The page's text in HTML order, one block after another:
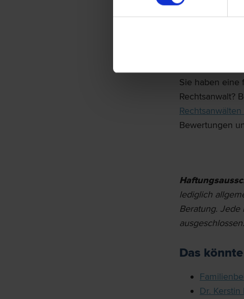
Rückzahlung
Sie haben eine
Rechtsanwalt?
Bewertungen
lediglich
Beratung. Jede
ausgeschlossen.
Das
Dr.